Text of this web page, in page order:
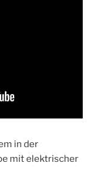
in der
mit elektrischer